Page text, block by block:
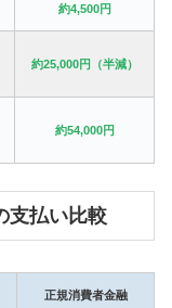
約4,500円
約25,000円（半減）
約54,000円
支払い比較
正規消費者金融